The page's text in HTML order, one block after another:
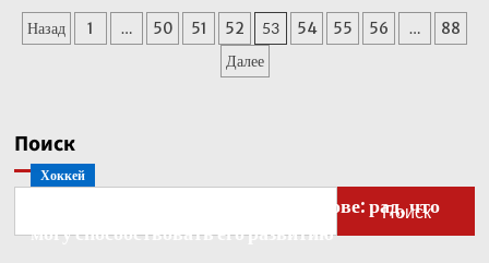
вышел
во
Пагинация
Назад 1 … 50 51 52 53 54 55 56 …
88
Далее
Поиск
Поиск
Хоккей
Бобровский — о голкипере Ахтямове: рад, что
могу способствовать его развитию